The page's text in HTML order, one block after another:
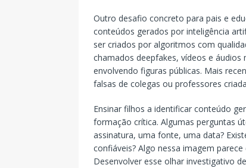
Outro desafio concreto para pais e
conteúdos gerados por inteligência
ser criados por algoritmos com
chamados deepfakes, vídeos e
envolvendo figuras públicas. Mais
falsas de colegas ou professores
Ensinar filhos a identificar conteúdo
formação crítica. Algumas perguntas
assinatura, uma fonte, uma data?
confiáveis? Algo nessa imagem
Desenvolver esse olhar investigativo